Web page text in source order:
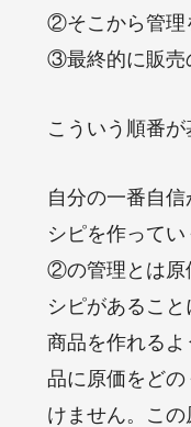
②そこから管理
③最終的に販売
こういう順番が
自分の一番自
シピを作ってい
②の管理とは原
シピがあるこ
商品を作れる
品に原価をど
けません。こ